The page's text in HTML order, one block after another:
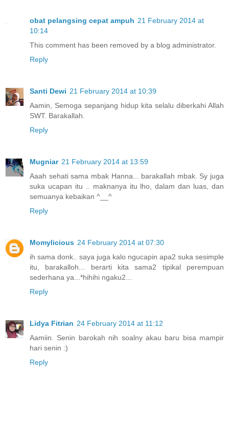
obat pelangsing cepat ampuh 21 February 2014 at
10:14
This comment has been removed by a blog administrator.
Reply
Santi Dewi 21 February 2014 at 10:39
Aamin, Semoga sepanjang hidup kita selalu diberkahi Allah
SWT. Barakallah.
Reply
Mugniar 21 February 2014 at 13:59
Aaah sehati sama mbak Hanna... barakallah mbak. Sy juga
suka ucapan itu .. maknanya itu lho, dalam dan luas, dan
semuanya kebaikan ^__^
Reply
Momylicious 24 February 2014 at 07:30
ih sama donk.. saya juga kalo ngucapin apa2 suka sesimple
itu, barakalloh... berarti kita sama2 tipikal perempuan
sederhana ya...*hihihi ngaku2...
Reply
Lidya Fitrian 24 February 2014 at 11:12
Aamiin. Senin barokah nih soalny akau baru bisa mampir
hari senin :)
Reply